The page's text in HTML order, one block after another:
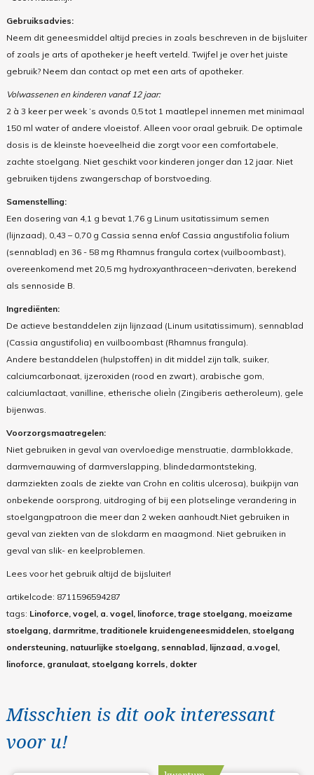
Gebruiksadvies:
Neem dit geneesmiddel altijd precies in zoals beschreven in de bijsluiter
of zoals je arts of apotheker je heeft verteld. Twijfel je over het juiste
gebruik? Neem dan contact op met een arts of apotheker.
Volwassenen en kinderen vanaf 12 jaar:
2 à 3 keer per week ’s avonds 0,5 tot 1 maatlepel innemen met minimaal
150 ml water of andere vloeistof. Alleen voor oraal gebruik. De optimale
dosis is de kleinste hoeveelheid die zorgt voor een comfortabele,
zachte stoelgang. Niet geschikt voor kinderen jonger dan 12 jaar. Niet
gebruiken tijdens zwangerschap of borstvoeding.
Samenstelling:
Een dosering van 4,1 g bevat 1,76 g Linum usitatissimum semen
(lijnzaad), 0,43 – 0,70 g Cassia senna en/of Cassia angustifolia folium
(sennablad) en 36 - 58 mg Rhamnus frangula cortex (vuilboombast),
overeenkomend met 20,5 mg hydroxyanthraceen¬derivaten, berekend
als sennoside B.
Ingrediënten:
De actieve bestanddelen zijn lijnzaad (Linum usitatissimum), sennablad
(Cassia angustifolia) en vuilboombast (Rhamnus frangula).
Andere bestanddelen (hulpstoffen) in dit middel zijn talk, suiker,
calciumcarbonaat, ijzeroxiden (rood en zwart), arabische gom,
calciumlactaat, vanilline, etherische olieÌn (Zingiberis aetheroleum), gele
bijenwas.
Voorzorgsmaatregelen:
Niet gebruiken in geval van overvloedige menstruatie, darmblokkade,
darmvernauwing of darmverslapping, blindedarmontsteking,
darmziekten zoals de ziekte van Crohn en colitis ulcerosa), buikpijn van
onbekende oorsprong, uitdroging of bij een plotselinge verandering in
stoelgangpatroon die meer dan 2 weken aanhoudt.Niet gebruiken in
geval van ziekten van de slokdarm en maagmond. Niet gebruiken in
geval van slik- en keelproblemen.
Lees voor het gebruik altijd de bijsluiter!
artikelcode: 8711596594287
tags: Linoforce, vogel, a. vogel, linoforce, trage stoelgang, moeizame
stoelgang, darmritme, traditionele kruidengeneesmiddelen, stoelgang
ondersteuning, natuurlijke stoelgang, sennablad, lijnzaad, a.vogel,
linoforce, granulaat, stoelgang korrels, dokter
Misschien is dit ook interessant
voor u!